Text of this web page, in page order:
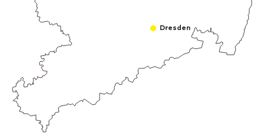
Dresden